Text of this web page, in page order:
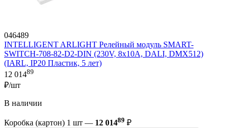
046489
INTELLIGENT ARLIGHT Релейный модуль SMART-
SWITCH-708-82-D2-DIN (230V, 8x10A, DALI, DMX512)
(IARL, IP20 Пластик, 5 лет)
12 01489
₽/шт
В наличии
Коробка (картон) 1 шт — 12 01489 ₽